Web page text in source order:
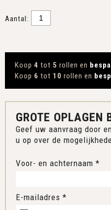
Aantal:
Koop 4 tot 5 rollen en
Koop 6 tot 10 rollen en
GROTE OPLAGEN
Geef uw aanvraag door
u op over de
Voor- en achternaam *
E-mailadres *